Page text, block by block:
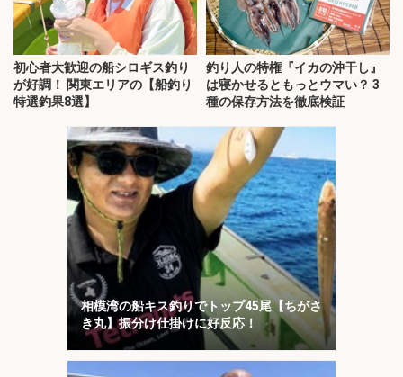
初心者大歓迎の船シロギス釣り
が好調！ 関東エリアの【船釣り
特選釣果8選】
釣り人の特権『イカの沖干し』
は寝かせるともっとウマい？ 3
種の保存方法を徹底検証
相模湾の船キス釣りでトップ45尾【ちがさ
き丸】振分け仕掛けに好反応！